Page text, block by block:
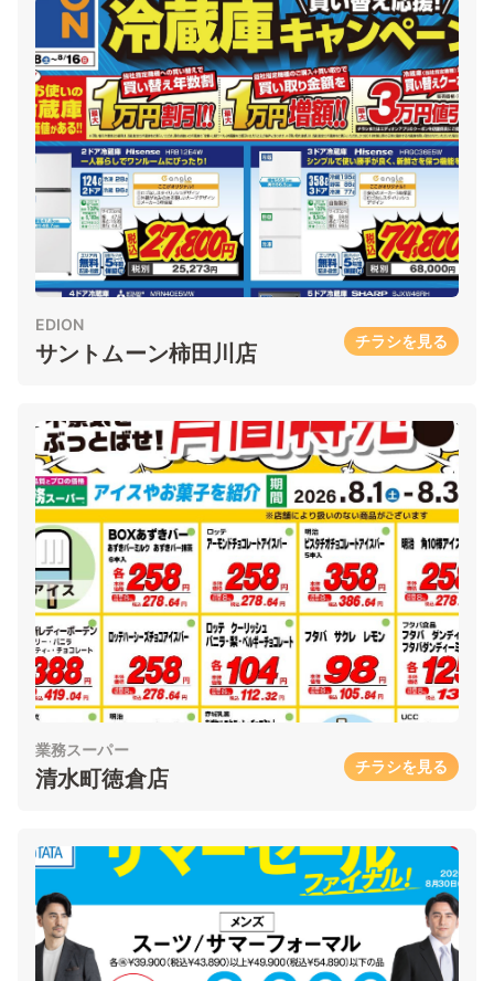
EDION
サントムーン柿田川店 チラシを見る
業務スーパー
清水町徳倉店 チラシを見る